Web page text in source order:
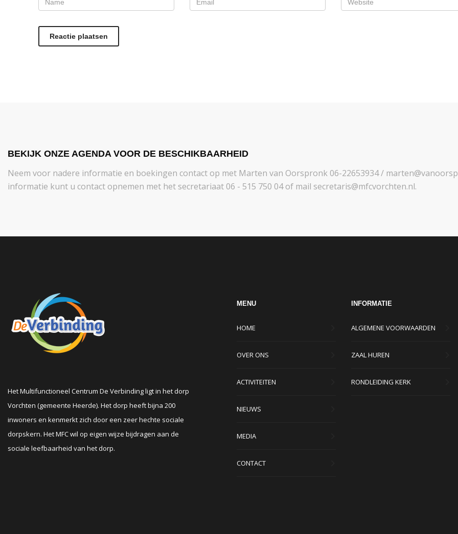
BEKIJK ONZE AGENDA VOOR DE BESCHIKBAARHEID
Neem voor nadere informatie en boekingen contact op met Marten van Oorspronk 06-22653934 /
informatie kunt u contact opnemen met het secretariaat 06 - 515 750 04 of mail secretaris@mfcvorchten.nl.
Het Multifunctioneel Centrum De Verbinding ligt in het dorp
Vorchten (gemeente Heerde). Het dorp heeft bijna 200
inwoners en kenmerkt zich door een zeer hechte sociale
dorpskern. Het MFC wil op eigen wijze bijdragen aan de
sociale leefbaarheid van het dorp.
MENU
HOME
OVER ONS
ACTIVITEITEN
NIEUWS
MEDIA
CONTACT
INFORMATIE
ALGEMENE VOORWAARDEN
ZAAL HUREN
RONDLEIDING KERK